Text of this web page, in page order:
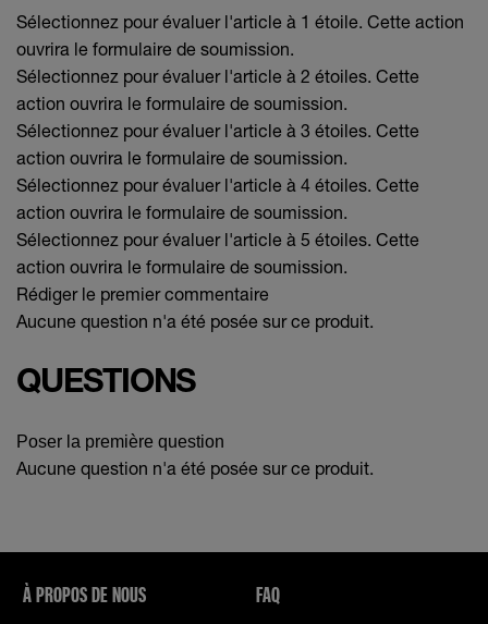
Sélectionnez pour évaluer l'article à 1 étoile. Cette action
ouvrira le formulaire de soumission.
Sélectionnez pour évaluer l'article à 2 étoiles. Cette
action ouvrira le formulaire de soumission.
Sélectionnez pour évaluer l'article à 3 étoiles. Cette
action ouvrira le formulaire de soumission.
Sélectionnez pour évaluer l'article à 4 étoiles. Cette
action ouvrira le formulaire de soumission.
Sélectionnez pour évaluer l'article à 5 étoiles. Cette
action ouvrira le formulaire de soumission.
Rédiger le premier commentaire
Aucune question n'a été posée sur ce produit.
QUESTIONS
Poser la première question
Aucune question n'a été posée sur ce produit.
À PROPOS DE NOUS
FAQ